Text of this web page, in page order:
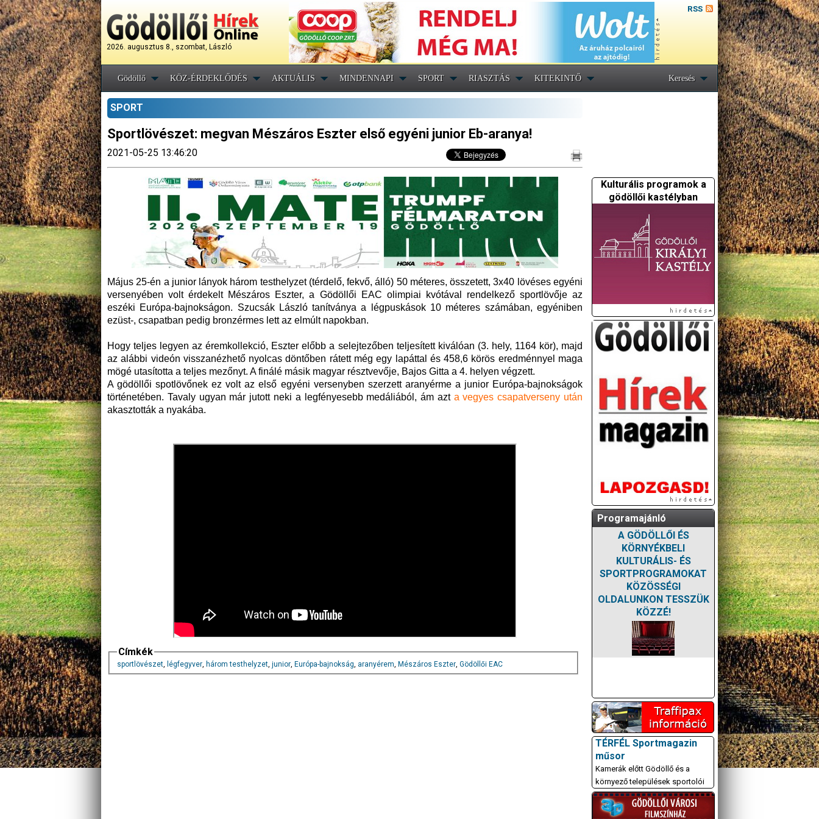
2026. augusztus 8., szombat, László
RSS
Gödöllő KÖZ-ÉRDEKLŐDÉS AKTUÁLIS MINDENNAPI SPORT RIASZTÁS KITEKINTŐ Keresés
SPORT
Sportlövészet: megvan Mészáros Eszter első egyéni junior Eb-aranya!
2021-05-25 13:46:20
Május 25-én a junior lányok három testhelyzet (térdelő, fekvő,álló) 50 méteres, összetett, 3x40 lövéses egyéni
versenyében volt érdekelt Mészáros Eszter, a Gödöllői EAC olimpiai kvótával rendelkező sportlövője az
eszéki Európa-bajnokságon. Szucsák László tanítványa a légpuskások 10 méteres számában, egyéniben
ezüst-, csapatban pedig bronzérmes lett az elmúlt napokban.
Hogy teljes legyen az éremkollekció, Eszter előbb a selejtezőben teljesített kiválóan (3. hely, 1164 kör), majd
az alábbi videón visszanézhető nyolcas döntőben rátett még egy lapáttal és 458,6 körös eredménnyel maga
mögé utasította a teljes mezőnyt. A finálé másik magyar résztvevője, Bajos Gitta a 4. helyen végzett.
A gödöllői spotlövőnek ez volt az első egyéni versenyben szerzett aranyérme a junior Európa-bajnokságok
történetében. Tavaly ugyan már jutott neki a legfényesebb medáliából, ám azt a vegyes csapatverseny után
akasztották a nyakába.
Címkék
sportlövészet, légfegyver, három testhelyzet, junior, Európa-bajnokság, aranyérem, Mészáros Eszter, Gödöllői EAC
Kulturális programok a
gödöllői kastélyban
Programajánló
A GÖDÖLLŐI ÉS
KÖRNYÉKBELI
KULTURÁLIS- ÉS
SPORTPROGRAMOKAT
KÖZÖSSÉGI
OLDALUNKON TESSZÜK
KÖZZÉ!
TÉRFÉL Sportmagazin
műsor
Kamerák előtt Gödöllő és a
környező települések sportolói